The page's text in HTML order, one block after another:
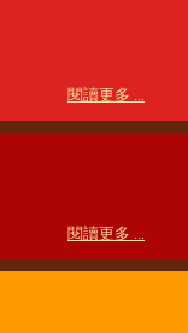
閱讀更多 ...
閱讀更多 ...